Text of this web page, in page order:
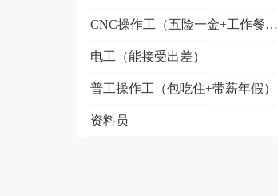
CNC操作工（五险一金+工作餐+节日福利）
电工（能接受出差）
普工操作工（包吃住+带薪年假）
资料员